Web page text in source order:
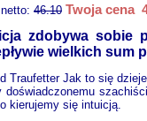
46.10 Twoja cena
zdobywa sobie
wielkich sum
Traufetter Jak to się
doświadczonemu
kierujemy się intuicją.